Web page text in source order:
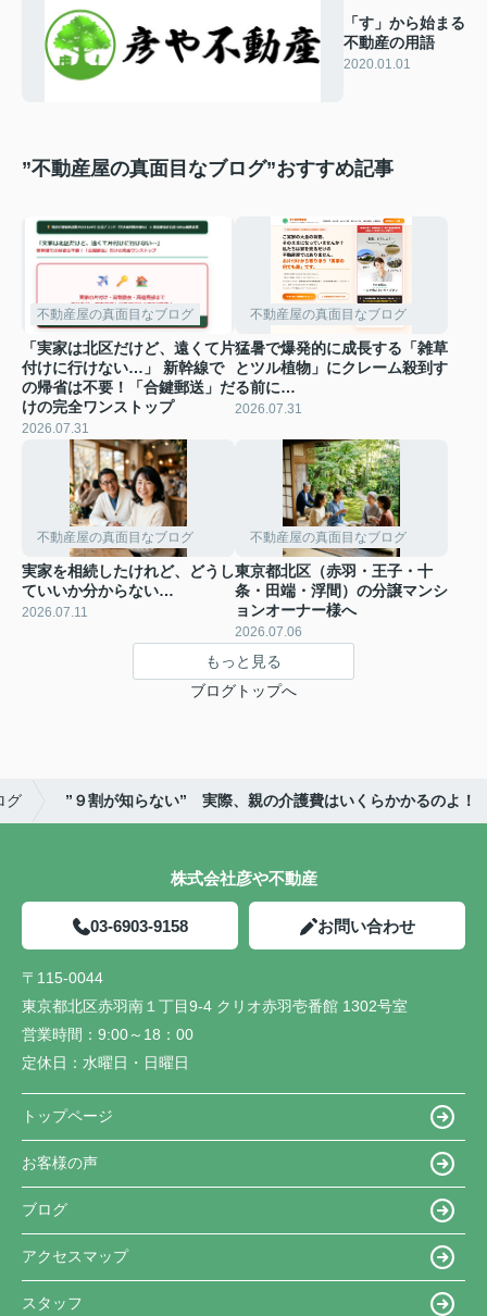
「す」から始まる
不動産の用語
2020.01.01
”不動産屋の真面目なブログ”おすすめ記事
不動産屋の真面目なブログ
「実家は北区だけど、遠くて片
付けに行けない…」 新幹線で
の帰省は不要！「合鍵郵送」だ
けの完全ワンストップ
2026.07.31
不動産屋の真面目なブログ
猛暑で爆発的に成長する「雑草
とツル植物」にクレーム殺到す
る前に…
2026.07.31
不動産屋の真面目なブログ
実家を相続したけれど、どうし
ていいか分からない…
2026.07.11
不動産屋の真面目なブログ
東京都北区（赤羽・王子・十
条・田端・浮間）の分譲マンシ
ョンオーナー様へ
2026.07.06
もっと見る
ブログトップへ
グ ”９割が知らない” 実際、親の介護費はいくらかかるのよ！
株式会社彦や不動産
03-6903-9158 お問い合わせ
〒115-0044
東京都北区赤羽南１丁目9-4 クリオ赤羽壱番館 1302号室
営業時間： 9:00～18：00
定休日： 水曜日・日曜日
トップページ
お客様の声
ブログ
アクセスマップ
スタッフ